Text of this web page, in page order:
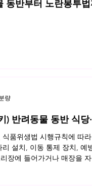
동반부터 노란봉투
) 반려동물 동반 식
식품위생법 시행규칙에 따
리 설치, 이동 통제 장치, 예
장에 들어가거나 매장을
량